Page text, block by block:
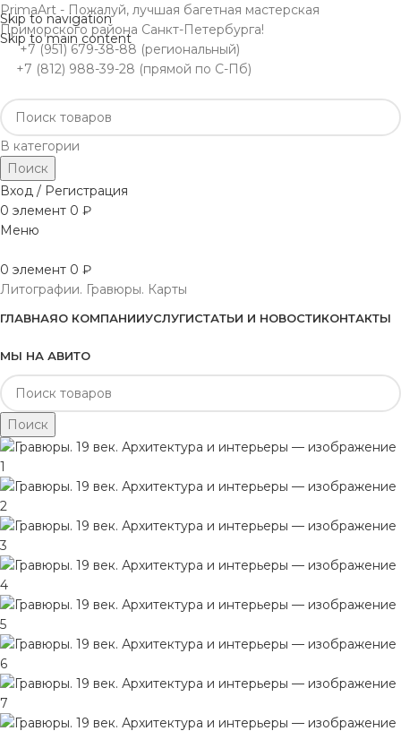
Skip to navigation
Skip to main content
PrimaArt - Пожалуй, лучшая багетная мастерская
Приморского района Санкт-Петербурга!
+7 (951) 679-38-88 (региональный)
+7 (812) 988-39-28 (прямой по С-Пб)
В категории
Поиск
Вход / Регистрация
0 элемент 0 ₽
Меню
0 элемент 0 ₽
Литографии. Гравюры. Карты
ГЛАВНАЯО КОМПАНИИУСЛУГИСТАТЬИ И НОВОСТИКОНТАКТЫ
МЫ НА АВИТО
Поиск